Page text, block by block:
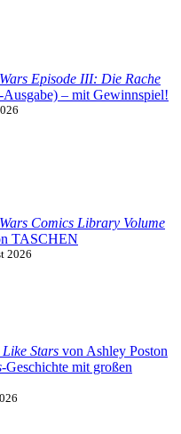
Episode III: Die Rache
– mit Gewinnspiel!
Comics Library Volume
TASCHEN
2026
Like Stars von Ashley Poston
-Geschichte mit großen